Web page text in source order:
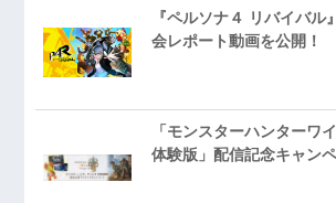
『ペルソナ４ リバイバル
会レポート動画を公開！
「モンスターハンターワ
体験版」配信記念キャン